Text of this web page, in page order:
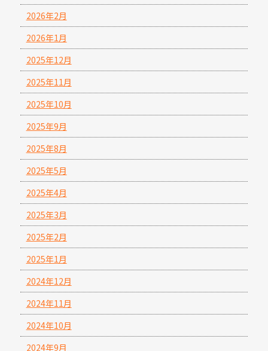
2026年2月
2026年1月
2025年12月
2025年11月
2025年10月
2025年9月
2025年8月
2025年5月
2025年4月
2025年3月
2025年2月
2025年1月
2024年12月
2024年11月
2024年10月
2024年9月